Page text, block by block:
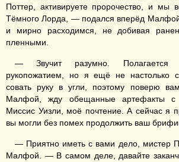
Поттер, активируете пророчество, и мы
Тёмного Лорда, — подался вперёд
и мирно расходимся, не добивая
пленными.
— Звучит разумно. Полагается
рукопожатием, но я ещё не настолько
совать руку в угли, поэтому поверю
Малфой, жду обещанные артефакты с
Миссис Уизли, моё почтение. А сейчас я
вы могли без помех продолжить ваш
— Приятно иметь с вами дело, мистер
Малфой. — В самом деле, давайте